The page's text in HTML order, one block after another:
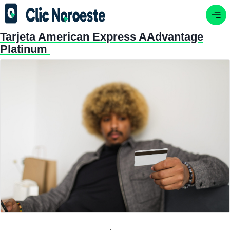
Tarjeta American Express AAdvantage
Platinum